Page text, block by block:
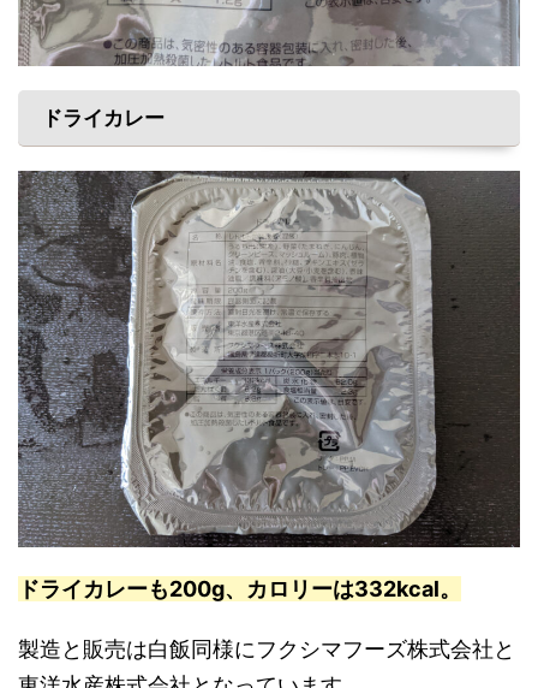
ドライカレー
ドライカレーも200g、カロリーは332kcal。
製造と販売は白飯同様にフクシマフーズ株式会社と